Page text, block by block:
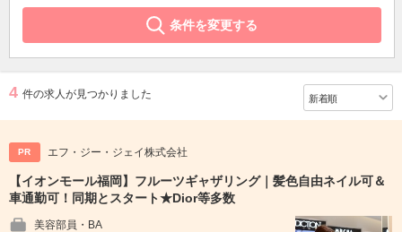
条件を変更する
4 件の求人が見つかりました
PR エフ・ジー・ジェイ株式会社
【イオンモール福岡】フルーツギャザリング｜髪色自由ネイル可＆
車通勤可！同期とスタート★Dior等多数
美容部員・BA